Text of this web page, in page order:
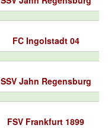
FC Ingolstadt 04
SSV Jahn Regensburg
FSV Frankfurt 1899